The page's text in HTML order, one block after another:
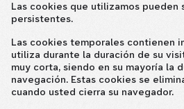
Las cookies que utilizamos pueden
persistentes.
Las cookies temporales contienen
utiliza durante la duración de su
muy corta, siendo en su mayoría la
navegación. Estas cookies se
cuando usted cierra su navegador.